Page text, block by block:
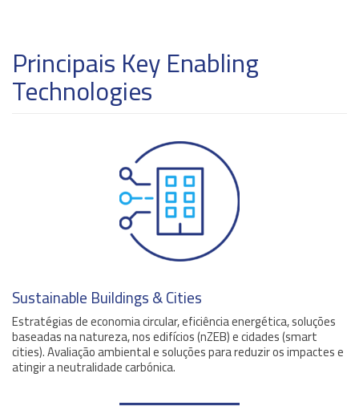
Principais Key Enabling
Technologies
Sustainable Buildings & Cities
Estratégias de economia circular, eficiência energética, soluções
baseadas na natureza, nos edifícios (nZEB) e cidades (smart
cities). Avaliação ambiental e soluções para reduzir os impactes e
atingir a neutralidade carbónica.